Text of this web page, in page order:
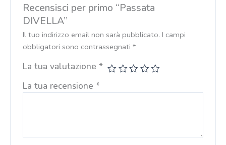
Recensisci per primo “Passata
DIVELLA”
Il tuo indirizzo email non sarà pubblicato. I campi
obbligatori sono contrassegnati*
La tua valutazione*
La tua recensione*